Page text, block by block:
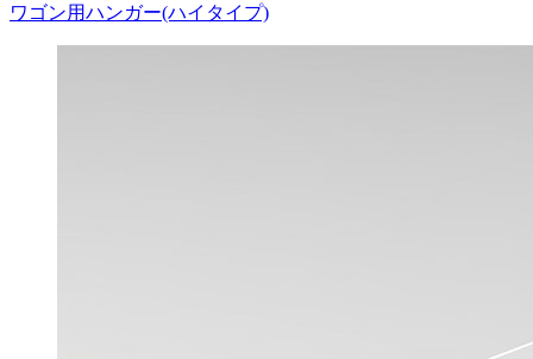
ワゴン用ハンガー(ハイタイプ)